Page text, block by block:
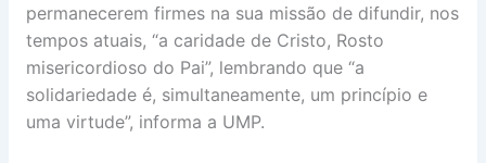
permanecerem firmes na sua missão de difundir, nos
tempos atuais, “a caridade de Cristo, Rosto
misericordioso do Pai”, lembrando que “a
solidariedade é, simultaneamente, um princípio e
uma virtude”, informa a UMP.